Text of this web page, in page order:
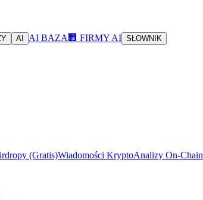
AI AI BAZA 🏢 FIRMY AI SŁOWNIK
(Gratis)Wiadomości KryptoAnalizy On-Chain